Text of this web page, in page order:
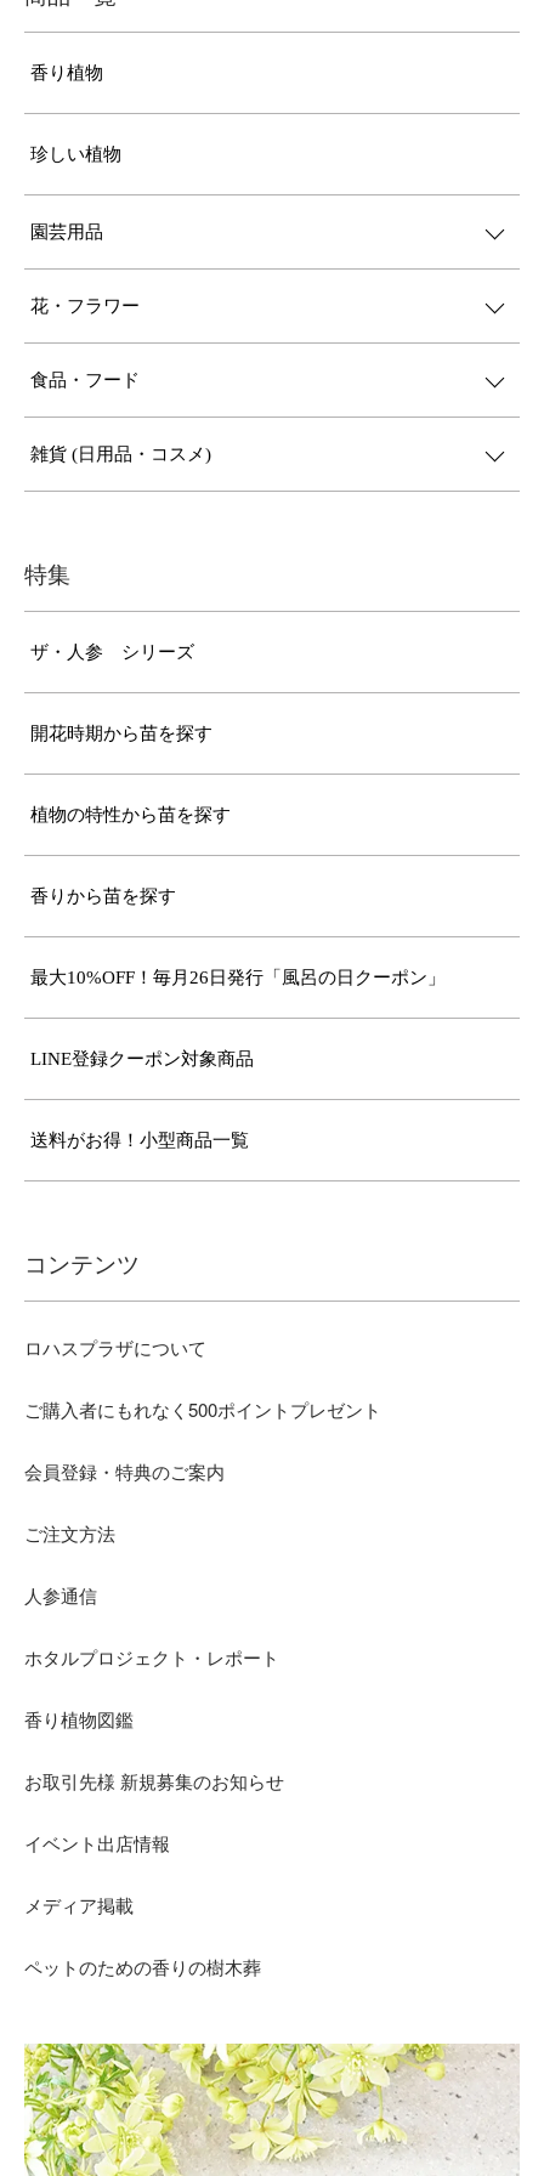
香り植物
珍しい植物
園芸用品
花・フラワー
食品・フード
雑貨 (日用品・コスメ)
特集
ザ・人参 シリーズ
開花時期から苗を探す
植物の特性から苗を探す
香りから苗を探す
最大10%OFF！毎月26日発行「風呂の日クーポン」
LINE登録クーポン対象商品
送料がお得！小型商品一覧
コンテンツ
ロハスプラザについて
ご購入者にもれなく500ポイントプレゼント
会員登録・特典のご案内
ご注文方法
人参通信
ホタルプロジェクト・レポート
香り植物図鑑
お取引先様 新規募集のお知らせ
イベント出店情報
メディア掲載
ペットのための香りの樹木葬